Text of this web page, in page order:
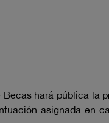
hará pública la
asignada en